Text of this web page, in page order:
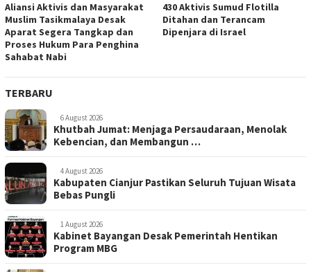
Aliansi Aktivis dan Masyarakat
Muslim Tasikmalaya Desak
Aparat Segera Tangkap dan
Proses Hukum Para Penghina
Sahabat Nabi
430 Aktivis Sumud Flotilla
Ditahan dan Terancam
Dipenjara di Israel
TERBARU
6 August 2026
Khutbah Jumat: Menjaga Persaudaraan, Menolak
Kebencian, dan Membangun …
4 August 2026
Kabupaten Cianjur Pastikan Seluruh Tujuan Wisata
Bebas Pungli
1 August 2026
Kabinet Bayangan Desak Pemerintah Hentikan
Program MBG